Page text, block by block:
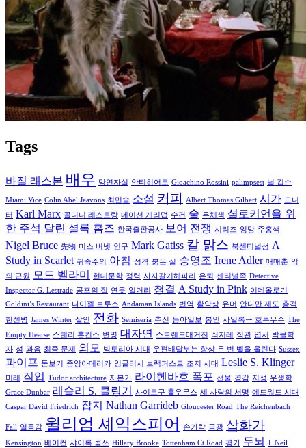
Tags
바질 래스본 배우 망연자실 안티히어로 Gioachino Rossini palimpsest 닐 깁슨
Miami Vice Colin Abel Jeavons 최면술 소설 커피 Albert Thomas Gilbert 시가 모니
터 Karl Marx 골디니 레스토랑 네이선 개리덥 수건 술 무채색 셜로키언을 위
한 주석 달린 셜록 홈즈 한국출판공사 보어 전쟁 시리즈 엉망 주홍색
Nigel Bruce 先物 미스 버넷 인구 Mark Gatiss 칼 맑스 북센티널섬 A
Study in Scarlet 귀족주의 아침 성격 붉은 실 승영조 Irene Adler 매매춘 악
의 근원
모드 벨라미 현대문학 정력 사자갈기해파리 은퇴 센티널족 Detective
Inspector G. Lestrade 공포의 집 연못 일거리 청결 A Study in Pink 이데올로기
Goldini’s Restaurant 나이젤 브루스 Andaman Islands 번역 활약상 유머 안다만 제도 총격
한센병 James Winter 살인 전화 Semiseria 추신 동아일보 봉인 사일록구 호루무수 The
Empty Hearse 스탠리 홉킨스 변명 대자연 스트랜드매거진 쇠지레 직관 엽서
박물학
자 섬 과음 최종 문제 외모 빅토리아 시대 우편배달부는 항상 두 번 벨을 울린다 Sussex
파이프 돋보기 중앙아메리카 잉글리시 브랙퍼스트 조지 시대 Leslie S. Klinger
미래 직업 Tudor architecture 자본가 라이헨바흐 폭포 선물 경감 지성 우생학
Grace Dunbar 레슬리 S. 클링거 사이로구 홀우무스 세 사람의 서명 에드워드 시대
Caspar David Friedrich 잡지 Nathan Garrideb Gloucester Road The Reichenbach
Fall 열등감 윌리엄 셰익스피어 손가락 금광 삽화가
Kensington 베이컨 샤이록 콤쓰 Hillary Brooke Tottenham Ct Road 평가 두뇌 J. Neil